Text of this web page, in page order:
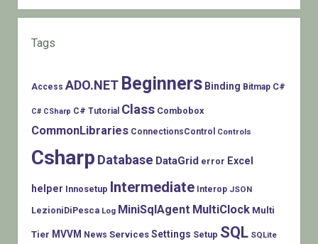
Tags
Access ADO.NET Beginners Binding Bitmap C#
C# CSharp C# Tutorial Class Combobox
CommonLibraries ConnectionsControl Controls
Csharp Database DataGrid error Excel
helper Innosetup Intermediate Interop JSON
LezioniDiPesca Log MiniSqlAgent MultiClock Multi
Tier MVVM News Services Settings Setup SQL SQLite